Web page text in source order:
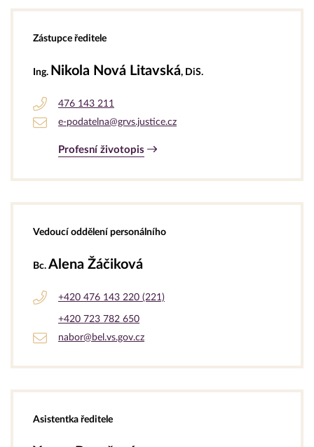
Zástupce ředitele
Ing. Nikola Nová Litavská, DiS.
476 143 211
e-podatelna@grvs.justice.cz
Profesní životopis
Vedoucí oddělení personálního
Bc. Alena Žáčiková
+420 476 143 220 (221)
+420 723 782 650
nabor@bel.vs.gov.cz
Asistentka ředitele